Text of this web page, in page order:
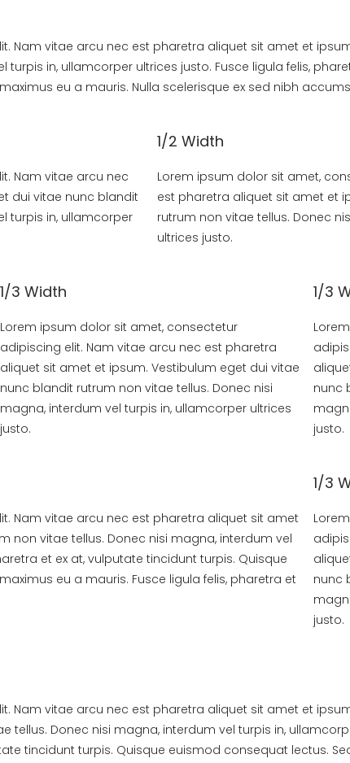
Nam vitae arcu nec est pharetra aliquet sit amet et
in, ullamcorper ultrices justo. Fusce ligula felis,
eu a mauris. Nulla scelerisque ex sed nibh
Nam vitae arcu nec
dui vitae nunc blandit
turpis in, ullamcorper
1/2 Width
Lorem ipsum dolor sit amet,
est pharetra aliquet sit amet et
rutrum non vitae tellus. Donec
ultrices justo.
1/3 Width
Lorem ipsum dolor sit amet, consectetur
adipiscing elit. Nam vitae arcu nec est pharetra
aliquet sit amet et ipsum. Vestibulum eget dui vitae
nunc blandit rutrum non vitae tellus. Donec nisi
magna, interdum vel turpis in, ullamcorper ultrices
justo.
1/3
nunc
justo.
Nam vitae arcu nec est pharetra aliquet sit amet
non vitae tellus. Donec nisi magna, interdum vel
et ex at, vulputate tincidunt turpis. Quisque
eu a mauris. Fusce ligula felis, pharetra et
1/3
nunc
justo.
Nam vitae arcu nec est pharetra aliquet sit amet et
tellus. Donec nisi magna, interdum vel turpis in,
tincidunt turpis. Quisque euismod consequat lectus.